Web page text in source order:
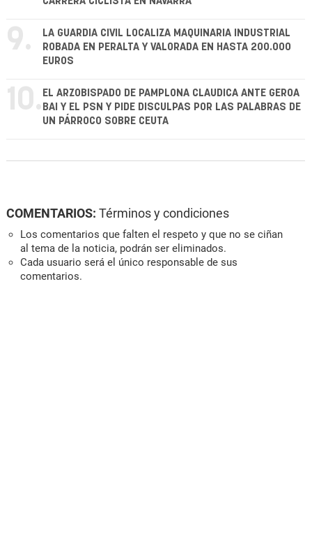
9.
LA GUARDIA CIVIL LOCALIZA MAQUINARIA INDUSTRIAL
ROBADA EN PERALTA Y VALORADA EN HASTA 200.000
EUROS
10. EL ARZOBISPADO DE PAMPLONA CLAUDICA ANTE GEROA
BAI Y EL PSN Y PIDE DISCULPAS POR LAS PALABRAS DE
UN PÁRROCO SOBRE CEUTA
COMENTARIOS: Términos y condiciones
Los comentarios que falten el respeto y que no se ciñan
al tema de la noticia, podrán ser eliminados.
Cada usuario será el único responsable de sus
comentarios.